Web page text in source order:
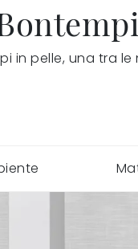
in pelle, una tra